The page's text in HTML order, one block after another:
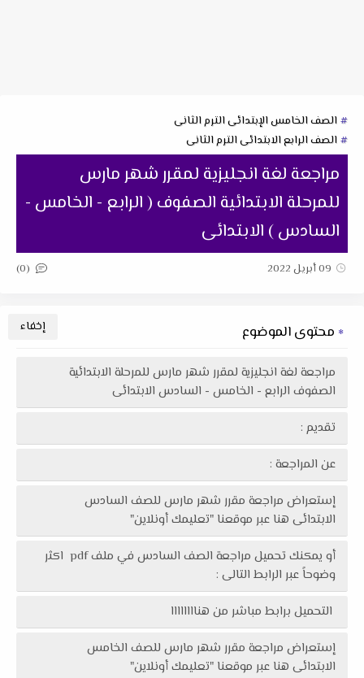
الصف الخامس الإبتدائى الترم الثانى
الصف الرابع الابتدائى الترم الثانى
مراجعة لغة انجليزية لمقرر شهر مارس
للمرحلة الابتدائية الصفوف ( الرابع - الخامس -
السادس ) الابتدائى
09 أبريل 2022 (0)
محتوى الموضوع
مراجعة لغة انجليزية لمقرر شهر مارس للمرحلة الابتدائية
الصفوف الرابع - الخامس - السادس الابتدائى
تقديم :
عن المراجعة :
إستعراض مراجعة مقرر شهر مارس للصف السادس
الابتدائى هنا عبر موقعنا "تعليمك أونلاين"
أو يمكنك تحميل مراجعة الصف السادس في ملف pdf اكثر
وضوحاً عبر الرابط التالى :
التحميل برابط مباشر من هناااااااا
إستعراض مراجعة مقرر شهر مارس للصف الخامس
الابتدائى هنا عبر موقعنا "تعليمك أونلاين"